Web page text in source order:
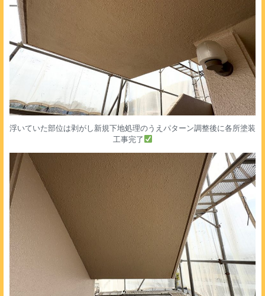
浮いていた部位は剥がし新規下地処理のうえパターン調整後に各所塗装
工事完了